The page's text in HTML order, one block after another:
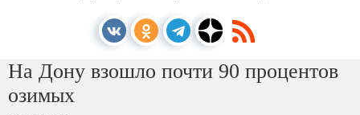
На Дону взошло почти 90 процентов
озимых